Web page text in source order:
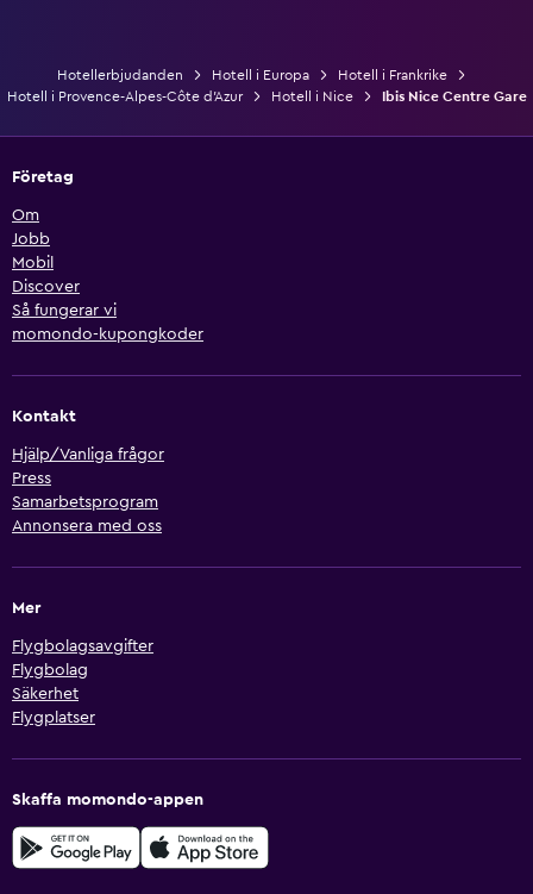
Hotellerbjudanden Hotell i Europa
Hotell i Frankrike
Hotell i Provence-Alpes-Côte d'Azur
Hotell i Nice Ibis Nice Centre Gare
Företag
Om
Jobb
Mobil
Discover
Så fungerar vi
momondo-kupongkoder
Kontakt
Hjälp/Vanliga frågor
Press
Samarbetsprogram
Annonsera med oss
Mer
Flygbolagsavgifter
Flygbolag
Säkerhet
Flygplatser
Skaffa momondo-appen